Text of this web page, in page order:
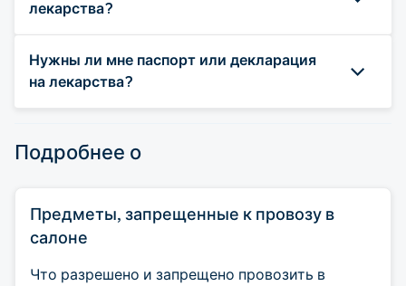
лекарства?
Нужны ли мне паспорт или декларация
на лекарства?
Подробнее о
Предметы, запрещенные к провозу в
салоне
Что разрешено и запрещено провозить в